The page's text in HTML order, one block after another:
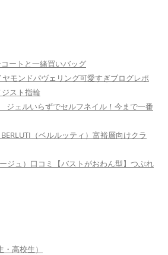
ートと一緒買いバッグ
モンドパヴェリング可愛すぎブログレポ
スト指輪
ェルいらずでセルフネイル！今まで一番
（ベルルッティ）富裕層向けクラ
ジュ）口コミ【バストがおわん型】つぶれ
高校生）